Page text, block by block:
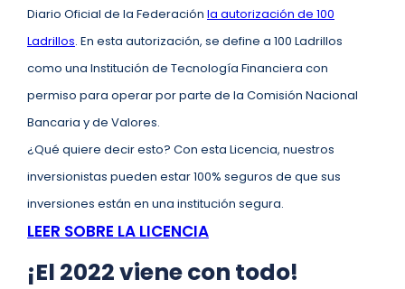
Diario Oficial de la Federación la autorización de 100
Ladrillos. En esta autorización, se define a 100 Ladrillos
como una Institución de Tecnología Financiera con
permiso para operar por parte de la Comisión Nacional
Bancaria y de Valores.
¿Qué quiere decir esto? Con esta Licencia, nuestros
inversionistas pueden estar 100% seguros de que sus
inversiones están en una institución segura.
LEER SOBRE LA LICENCIA
¡El 2022 viene con todo!